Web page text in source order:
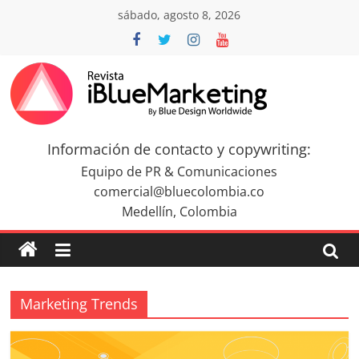
sábado, agosto 8, 2026
Revista
iBlue
Marketing
Colombia
|
Revistas
Información de contacto y copywriting:
Equipo de PR & Comunicaciones
comercial@bluecolombia.co
Medellín, Colombia
Marketing Trends